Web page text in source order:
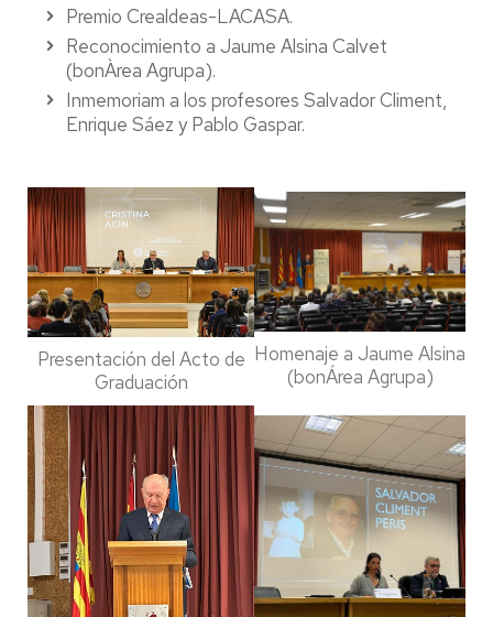
Premio Crealdeas-LACASA.
Reconocimiento a Jaume Alsina Calvet
(bonÀrea Agrupa).
Inmemoriam a los profesores Salvador Climent,
Enrique Sáez y Pablo Gaspar.
Presentación del Acto de
Graduación
Homenaje a Jaume Alsina
(bonÁrea Agrupa)